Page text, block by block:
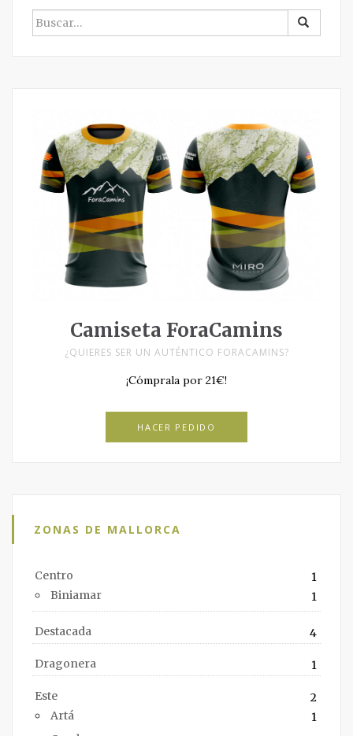
BUSCAR
POR:
Camiseta ForaCamins
¿QUIERES SER UN AUTÉNTICO FORACAMINS?
¡Cómprala por 21€!
HACER PEDIDO
ZONAS DE MALLORCA
Centro
1
Biniamar
1
Destacada 4
Dragonera 1
Este
2
Artá
1